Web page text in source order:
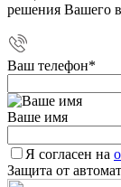
решения Вашего
Ваш телефон*
Ваше имя
Я согласен на
Защита от